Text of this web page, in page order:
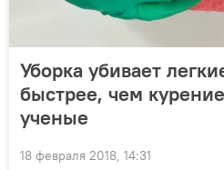
Уборка убивает
быстрее, чем
ученые
18 февраля 2018, 14:31